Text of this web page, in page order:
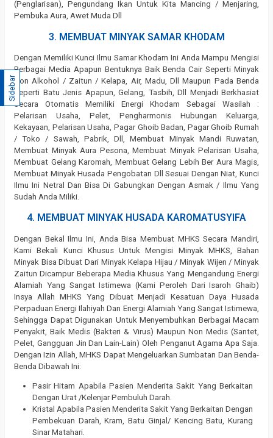
(Penglarisan), Pengundang Ikan Untuk Kita Mancing / Menjaring,
Pembuka Aura, Awet Muda Dll
3. MEMBUAT MINYAK SAMAR KHODAM
Dengan Memiliki Kunci Ilmu Samar Khodam Ini Anda Mampu Mengisi
Berbagai Media Apapun Bentuknya Baik Benda Cair Seperti Minyak
Non Alkohol / Zaitun / Kelapa, Air, Madu, Dll Maupun Pada Benda
Seperti Batu Jenis Apapun, Gelang, Tasbih, Dll Menjadi Berkhasiat
Secara Otomatis Memiliki Energi Khodam Sebagai Wasilah :
Pelarisan Usaha, Pelet, Pengharmonis Hubungan Keluarga,
Kekayaan, Pelarisan Usaha, Pagar Ghoib Badan, Pagar Ghoib Rumah
/ Toko / Sawah, Pabrik, Dll, Membuat Minyak Mandi Ruwatan,
Membuat Minyak Aura Pesona, Membuat Minyak Pelarisan Usaha,
Membuat Gelang Karomah, Membuat Gelang Lebih Ber Aura Magis,
Membuat Minyak Husada Pengobatan Dll Sesuai Dengan Niat, Kunci
Ilmu Ini Netral Dan Bisa Di Gabungkan Dengan Asmak / Ilmu Yang
Sudah Anda Miliki.
4. MEMBUAT MINYAK HUSADA KAROMATUSYIFA
Dengan Bekal Ilmu Ini, Anda Bisa Membuat MHKS Secara Mandiri,
Kami Bekali Kunci Khusus Untuk Mengisi Minyak MHKS, Bahan
Minyak Bisa Dibuat Dari Minyak Kelapa Hijau / Minyak Wijen / Minyak
Zaitun Dicampur Beberapa Media Khusus Yang Mengandung Energi
Alamiah Yang Sangat Istimewa (Kami Peroleh Dari Isaroh Ghaib)
Insya Allah MHKS Yang Dibuat Menjadi Kesatuan Daya Husada
Perpaduan Energi Ilahiyah Dan Energi Alamiah Yang Sangat Istimewa,
Sehingga Dapat Digunakan Untuk Menyembuhkan Berbagai Macam
Penyakit, Baik Medis (Bakteri & Virus) Maupun Non Medis (Santet,
Pelet, Gangguan Jin Dan Lain-Lain) Oleh Penganut Agama Apa Saja.
Dengan Izin Allah, MHKS Dapat Mengeluarkan Sumbatan Dan Benda-
Benda Dibawah Ini:
Pasir Hitam Apabila Pasien Menderita Sakit Yang Berkaitan
Dengan Urat /Kelenjar Pembuluh Darah.
Kristal Apabila Pasien Menderita Sakit Yang Berkaitan Dengan
Pembekuan Darah, Kram, Batu Ginjal/ Kencing Batu, Kurang
Sinar Matahari.
Sidebar